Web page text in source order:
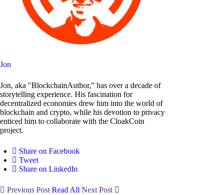
Jon
Jon, aka "BlockchainAuthor," has over a decade of
storytelling experience. His fascination for
decentralized economies drew him into the world of
blockchain and crypto, while his devotion to privacy
enticed him to collaborate with the CloakCoin
project.
Share on Facebook
Tweet
Share on LinkedIn
Previous Post Read All Next Post